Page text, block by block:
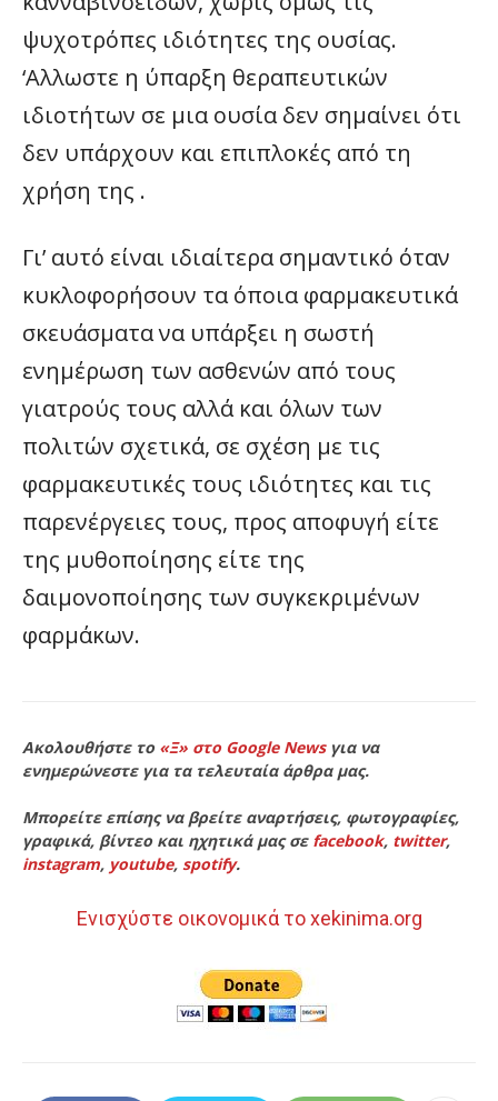
ψυχοτρόπες ιδιότητες της ουσίας.
‘Αλλωστε η ύπαρξη θεραπευτικών
ιδιοτήτων σε μια ουσία δεν σημαίνει ότι
δεν υπάρχουν και επιπλοκές από τη
χρήση της .
Γι’ αυτό είναι ιδιαίτερα σημαντικό όταν
κυκλοφορήσουν τα όποια φαρμακευτικά
σκευάσματα να υπάρξει η σωστή
ενημέρωση των ασθενών από τους
γιατρούς τους αλλά και όλων των
πολιτών σχετικά, σε σχέση με τις
φαρμακευτικές τους ιδιότητες και τις
παρενέργειες τους, προς αποφυγή είτε
της μυθοποίησης είτε της
δαιμονοποίησης των συγκεκριμένων
φαρμάκων.
Ακολουθήστε το «Ξ» στο Google Newsγια να
ενημερώνεστε για τα τελευταία άρθρα μας.
Μπορείτε επίσης να βρείτε αναρτήσεις, φωτογραφίες,
γραφικά, βίντεο και ηχητικά μας σε facebook, twitter,
instagram, youtube, spotify.
Ενισχύστε οικονομικά το xekinima.org